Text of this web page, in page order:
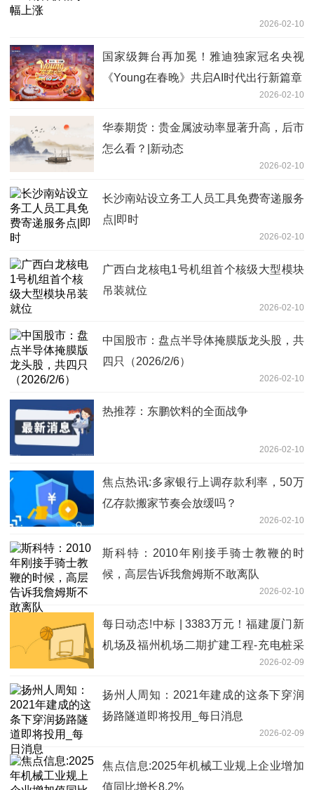
2026-02-10
国家级舞台再加冕！雅迪独家冠名央视
《Young在春晚》共启AI时代出行新篇章
2026-02-10
华泰期货：贵金属波动率显著升高，后市
怎么看？|新动态
2026-02-10
长沙南站设立务工人员工具免费寄递服务
点|即时
2026-02-10
广西白龙核电1号机组首个核级大型模块
吊装就位
2026-02-10
中国股市：盘点半导体掩膜版龙头股，共
四只（2026/2/6）
2026-02-10
热推荐：东鹏饮料的全面战争
2026-02-10
焦点热讯:多家银行上调存款利率，50万
亿存款搬家节奏会放缓吗？
2026-02-10
斯科特：2010年刚接手骑士教鞭的时
候，高层告诉我詹姆斯不敢离队
2026-02-10
每日动态!中标 | 3383万元！福建厦门新
机场及福州机场二期扩建工程-充电桩采
2026-02-09
扬州人周知：2021年建成的这条下穿润
扬路隧道即将投用_每日消息
2026-02-09
焦点信息:2025年机械工业规上企业增加
值同比增长8.2%